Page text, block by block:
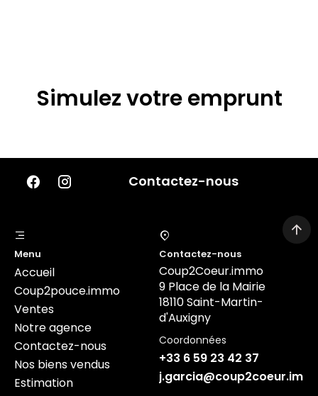
Simulez votre emprunt
Contactez-nous
Menu
Accueil
Coup2pouce.immo
Ventes
Notre agence
Contactez-nous
Nos biens vendus
Estimation
Contactez-nous
Coup2Coeur.immo
9 Place de la Mairie
18110 Saint-Martin-
d'Auxigny
Coordonnées
+33 6 59 23 42 37